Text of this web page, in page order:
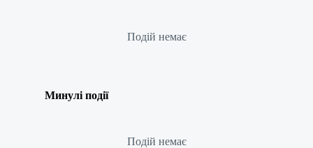
Подій немає
Минулі події
Подій немає